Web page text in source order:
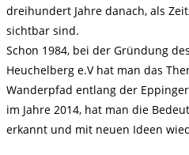
dreihundert Jahre danach, als
sichtbar sind.
Schon 1984, bei der Gründung
Heuchelberg e.V hat man das
Wanderpfad entlang der
im Jahre 2014, hat man die
erkannt und mit neuen Ideen